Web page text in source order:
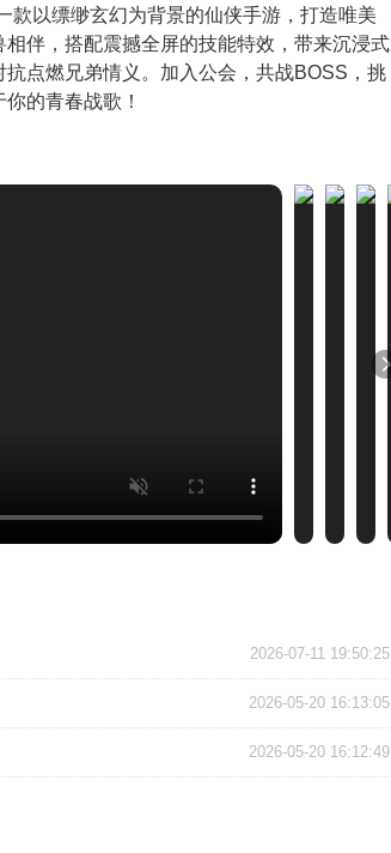
款以缥缈玄幻为背景的仙侠手游，打造唯美
伴，搭配震撼全屏的技能特效，带来沉浸式
点燃兄弟情义。加入公会，共战BOSS，挑
的青春战歌！
2026-07-11 19:50:25
2026-05-20 16:13:05
2026-05-20 16:12:49